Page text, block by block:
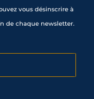
vous désinscrire à
de chaque newsletter.